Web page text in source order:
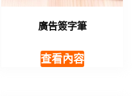
廣告簽字筆
查看內容